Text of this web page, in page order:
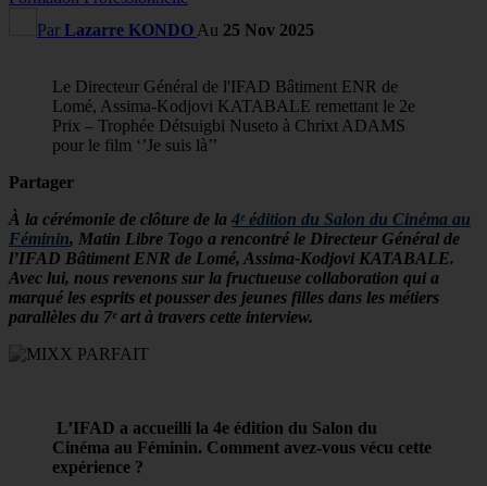
Par Lazarre KONDO Au 25 Nov 2025
Le Directeur Général de l'IFAD Bâtiment ENR de
Lomé, Assima-Kodjovi KATABALE remettant le 2e
Prix – Trophée Détsuigbi Nuseto à Chrixt ADAMS
pour le film ‘’Je suis là’’
Partager
À la cérémonie de clôture de la 4ᵉ édition du Salon du Cinéma au
Féminin, Matin Libre Togo a rencontré le Directeur Général de
l’IFAD Bâtiment ENR de Lomé, Assima-Kodjovi KATABALE.
Avec lui, nous revenons sur la fructueuse collaboration qui a
marqué les esprits et pousser des jeunes filles dans les métiers
parallèles du 7ᵉ art à travers cette interview.
L’IFAD a accueilli la 4e édition du Salon du
Cinéma au Féminin. Comment avez-vous vécu cette
expérience ?